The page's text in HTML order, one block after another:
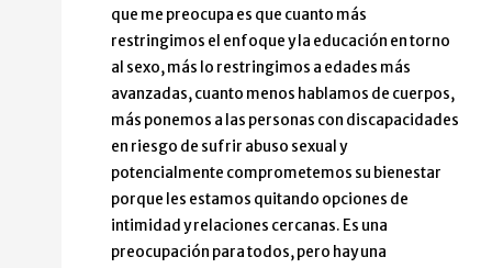
que me preocupa es que cuanto más
restringimos el enfoque y la educación en torno
al sexo, más lo restringimos a edades más
avanzadas, cuanto menos hablamos de cuerpos,
más ponemos a las personas con discapacidades
en riesgo de sufrir abuso sexual y
potencialmente comprometemos su bienestar
porque les estamos quitando opciones de
intimidad y relaciones cercanas. Es una
preocupación para todos, pero hay una